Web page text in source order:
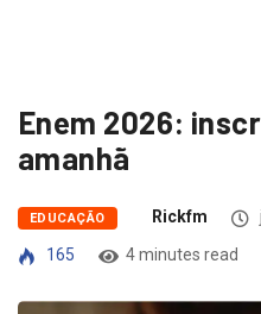
Enem 2026:
amanhã
EDUCAÇÃO Rickfm
165
4 minutes read